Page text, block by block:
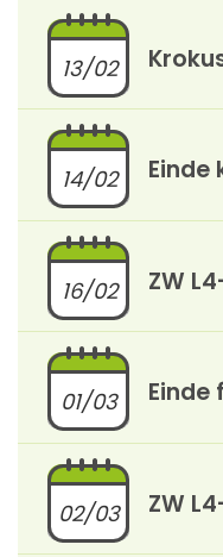
13/02
14/02 Einde
16/02 ZW
01/03
02/03 ZW